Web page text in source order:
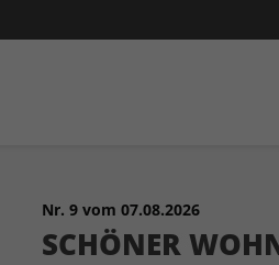
Nr. 9 vom 07.08.2026
SCHÖNER